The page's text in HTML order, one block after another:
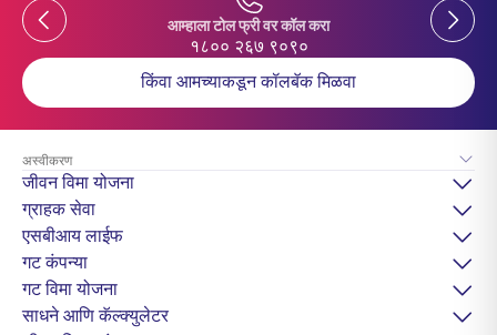
Previous
आम्हाला टोल फ्री वर कॉल करा
१८०० २६७ ९०९०
Previous
किंवा आमच्याकडून कॉलबॅक मिळवा
अस्वीकरण
जीवन विमा योजना
ग्राहक सेवा
एसबीआय लाईफ
गट कंपन्या
गट विमा योजना
साधने आणि कॅल्क्युलेटर